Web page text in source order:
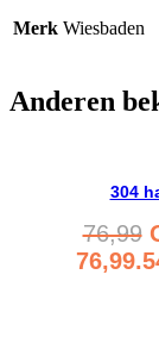
Merk Wiesbaden
Anderen
304
76,99
76,99.